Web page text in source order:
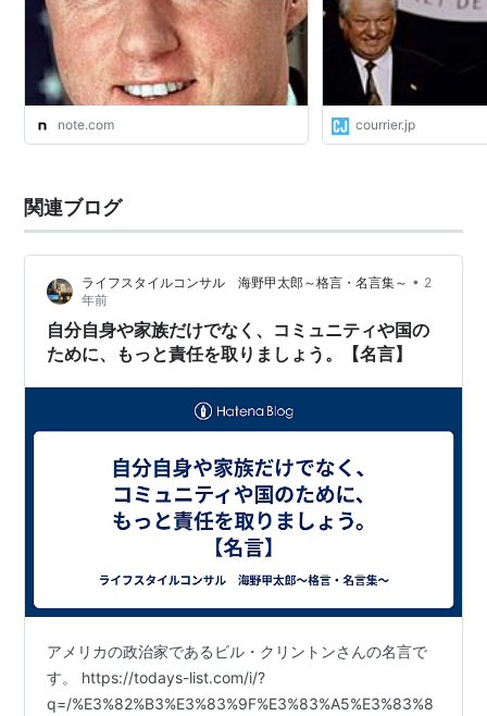
治家』ガーウィグ監督に対する忖度と
神格化への懸念｜CDBと七紙草子
note.com courrier.jp
関連ブログ
ライフスタイルコンサル 海野甲太郎～格言・名言集～ • 2
年前
自分自身や家族だけでなく、コミュニティや国の
ために、もっと責任を取りましょう。【名言】
アメリカの政治家であるビル・クリントンさんの名言で
す。 https://todays-list.com/i/?
q=/%E3%82%B3%E3%83%9F%E3%83%A5%E3%83%8